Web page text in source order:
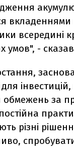
умов", -
обмежень за
різні